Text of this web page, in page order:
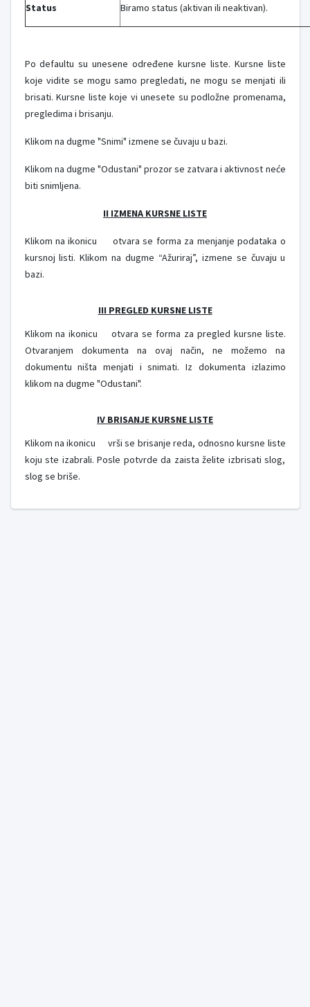
Status Biramo status (aktivan ili neaktivan).
Po defaultu su unesene određene kursne liste. Kursne liste
koje vidite se mogu samo pregledati, ne mogu se menjati ili
brisati. Kursne liste koje vi unesete su podložne promenama,
pregledima i brisanju.
Klikom na dugme "Snimi" izmene se čuvaju u bazi.
Klikom na dugme "Odustani" prozor se zatvara i aktivnost neće
biti snimljena.
II IZMENA KURSNE LISTE
Klikom na ikonicu
otvara se forma za menjanje podataka o
kursnoj listi. Klikom na dugme “Ažuriraj”, izmene se čuvaju u
bazi.
III PREGLED KURSNE LISTE
Klikom na ikonicu
otvara se forma za pregled kursne liste.
Otvaranjem dokumenta na ovaj način, ne možemo na
dokumentu ništa menjati i snimati. Iz dokumenta izlazimo
klikom na dugme "Odustani".
IV BRISANJE KURSNE LISTE
Klikom na ikonicu
vrši se brisanje reda, odnosno kursne liste
koju ste izabrali. Posle potvrde da zaista želite izbrisati slog,
slog se briše.